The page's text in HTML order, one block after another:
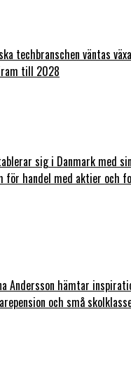
techbranschen väntas
till 2028
sig i Danmark med
för handel med aktier och
Andersson hämtar
och små